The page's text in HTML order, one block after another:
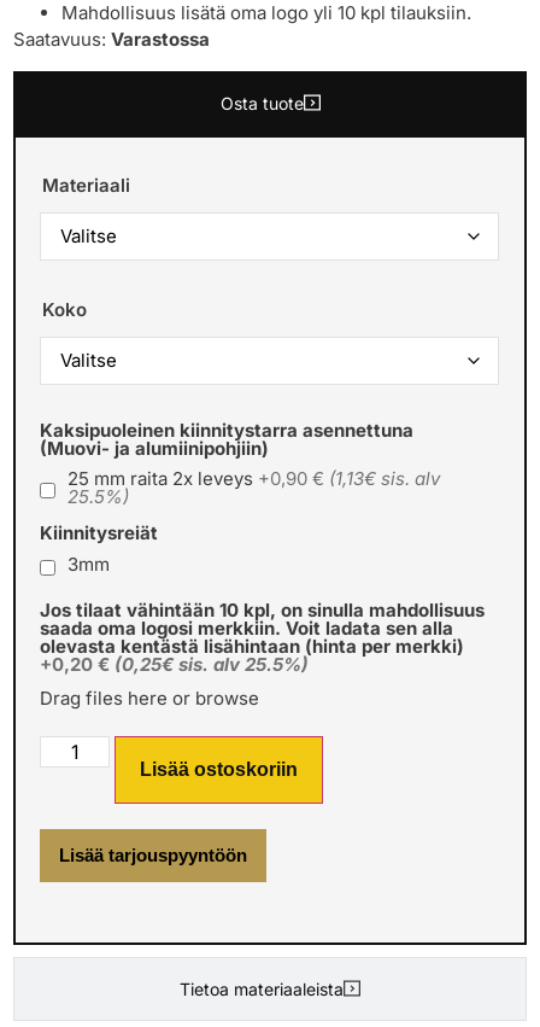
Mahdollisuus lisätä oma logo yli 10 kpl tilauksiin.
Saatavuus:Varastossa
Osta tuote
Tietoa materiaaleista
Materiaali
Koko
Kaksipuoleinen kiinnitystarra asennettuna
(Muovi- ja alumiinipohjiin)
25 mm raita 2x leveys +0,90 € (1,13€ sis. alv
25.5%)
Kiinnitysreiät
3mm
Jos tilaat vähintään 10 kpl, on sinulla mahdollisuus
saada oma logosi merkkiin. Voit ladata sen alla
olevasta kentästä lisähintaan (hinta per merkki)
+0,20 € (0,25€ sis. alv 25.5%)
Drag files here or browse
Lisää ostoskoriin
Lisää tarjouspyyntöön